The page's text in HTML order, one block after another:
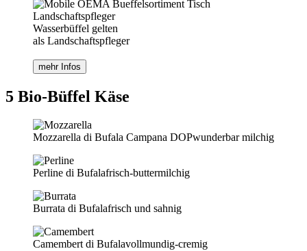
Wasserbüffel gelten
als Landschaftspfleger
mehr Infos
5 Bio-Büffel Käse
Mozzarella di Bufala Campana DOPwunderbar milchig
Perline di Bufalafrisch-buttermilchig
Burrata di Bufalafrisch und sahnig
Camembert di Bufalavollmundig-cremig